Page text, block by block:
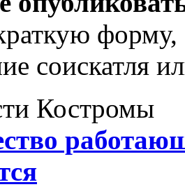
соискатля
Костромы